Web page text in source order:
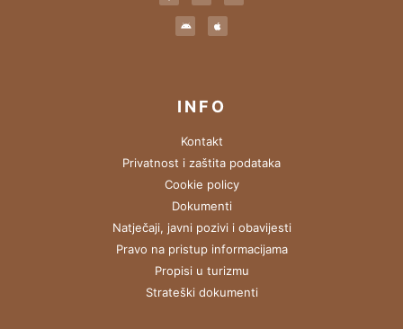
INFO
Kontakt
Privatnost i zaštita podataka
Cookie policy
Dokumenti
Natječaji, javni pozivi i obavijesti
Pravo na pristup informacijama
Propisi u turizmu
Strateški dokumenti